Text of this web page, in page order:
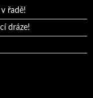
řadě!
dráze!